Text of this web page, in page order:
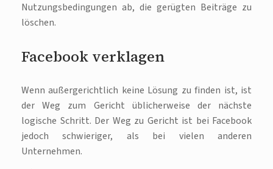
Nutzungsbedingungen ab, die gerügten Beiträge zu
löschen.
Facebook verklagen
Wenn außergerichtlich keine Lösung zu finden ist, ist
der Weg zum Gericht üblicherweise der nächste
logische Schritt. Der Weg zu Gericht ist bei Facebook
jedoch schwieriger, als bei vielen anderen
Unternehmen.